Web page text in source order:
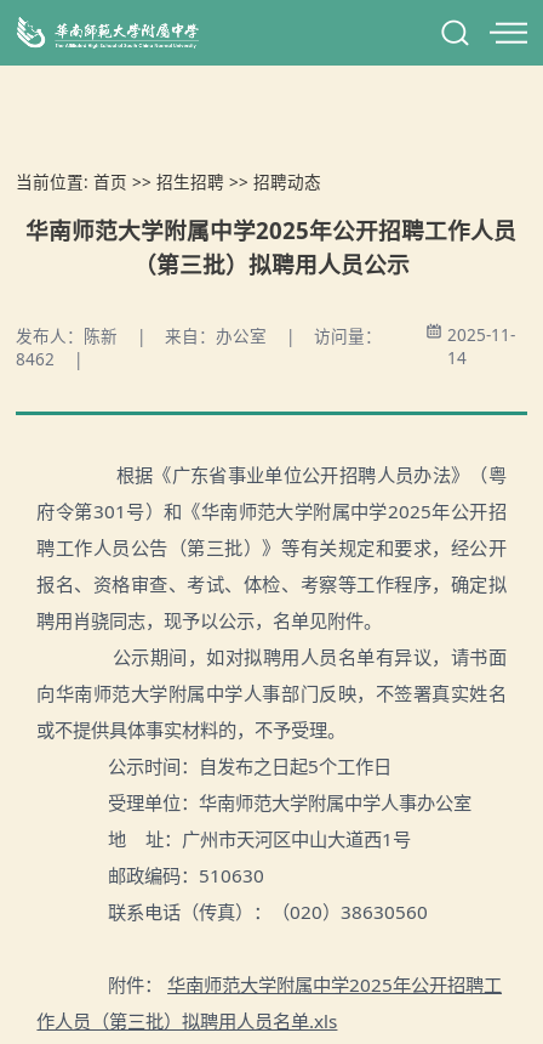
当前位置:首页 >>招生招聘 >>招聘动态
华南师范大学附属中学2025年公开招聘工作人员
（第三批）拟聘用人员公示
发布人：陈新 | 来自：办公室 | 访问量：
8462 |
2025-11-
14
根据《广东省事业单位公开招聘人员办法》（粤
府令第301号）和《华南师范大学附属中学2025年公开招
聘工作人员公告（第三批）》等有关规定和要求，经公开
报名、资格审查、考试、体检、考察等工作程序，确定拟
聘用肖骁同志，现予以公示，名单见附件。
公示期间，如对拟聘用人员名单有异议，请书面
向华南师范大学附属中学人事部门反映，不签署真实姓名
或不提供具体事实材料的，不予受理。
公示时间：自发布之日起5个工作日
受理单位：华南师范大学附属中学人事办公室
地 址：广州市天河区中山大道西1号
邮政编码：510630
联系电话（传真）：（020）38630560
附件：华南师范大学附属中学2025年公开招聘工
作人员（第三批）拟聘用人员名单.xls